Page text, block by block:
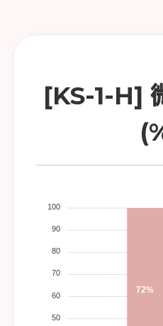
[KS-1-H]
72%
100
90
80
70
60
50